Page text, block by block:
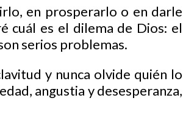
en prosperarlo o en darle
cuál es el dilema de Dios: el
serios problemas.
y nunca olvide quién lo
angustia y desesperanza,